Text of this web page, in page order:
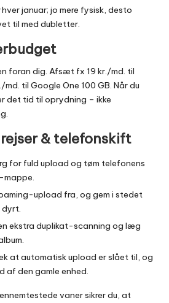
hver januar; jo mere fysisk, desto
til med dubletter.
foran dig. Afsæt fx 19 kr./md. til
md. til Google One 100 GB. Når du
det tid til oprydning – ikke
& telefonskift
for fuld upload og tøm telefonens
mappe.
upload fra, og gem i stedet
dyrt.
ekstra duplikat-scanning og læg
at automatisk upload er slået til, og
af den gamle enhed.
vaner sikrer du, at